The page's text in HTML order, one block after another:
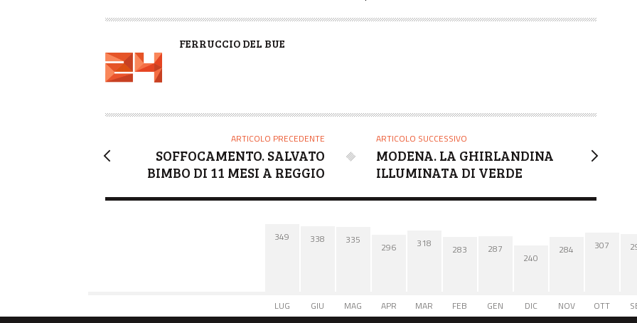
A
R
FERRUCCIO DEL BUE
ARTICOLO PRECEDENTE
SOFFOCAMENTO. SALVATO
BIMBO DI 11 MESI A REGGIO
ARTICOLO SUCCESSIVO
MODENA. LA GHIRLANDINA
ILLUMINATA DI VERDE
349
LUG
338
GIU
335
MAG
296
APR
318
MAR
283
FEB
287
GEN
240
DIC
284
NOV
307
OTT